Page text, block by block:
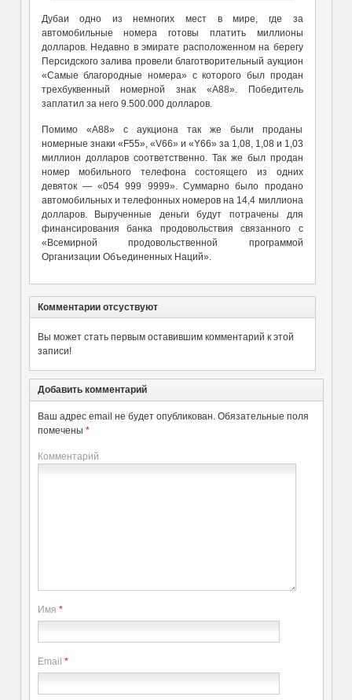
Дубаи одно из немногих мест в мире, где за
автомобильные номера готовы платить миллионы
долларов. Недавно в эмирате расположенном на берегу
Персидского залива провели благотворительный аукцион
«Самые благородные номера» с которого был продан
трехбуквенный номерной знак «A88». Победитель
заплатил за него 9.500.000 долларов.
Помимо «A88» с аукциона так же были проданы
номерные знаки «F55», «V66» и «Y66» за 1,08, 1,08 и 1,03
миллион долларов соответственно. Так же был продан
номер мобильного телефона состоящего из одних
девяток — «054 999 9999». Суммарно было продано
автомобильных и телефонных номеров на 14,4 миллиона
долларов. Вырученные деньги будут потрачены для
финансирования банка продовольствия связанного с
«Всемирной продовольственной программой
Организации Объединенных Наций».
Комментарии отсуствуют
Вы может стать первым оставившим комментарий к этой
записи!
Добавить комментарий
Ваш адрес email не будет опубликован. Обязательные поля
помечены *
Комментарий
Имя *
Email *